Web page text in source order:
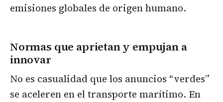
emisiones globales de origen humano.
Normas que aprietan y empujan a
innovar
No es casualidad que los anuncios “verdes”
se aceleren en el transporte marítimo. En